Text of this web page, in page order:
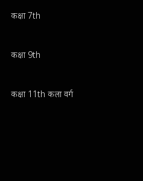
कक्षा 7th
कक्षा 9th
कक्षा 11th कला वर्ग